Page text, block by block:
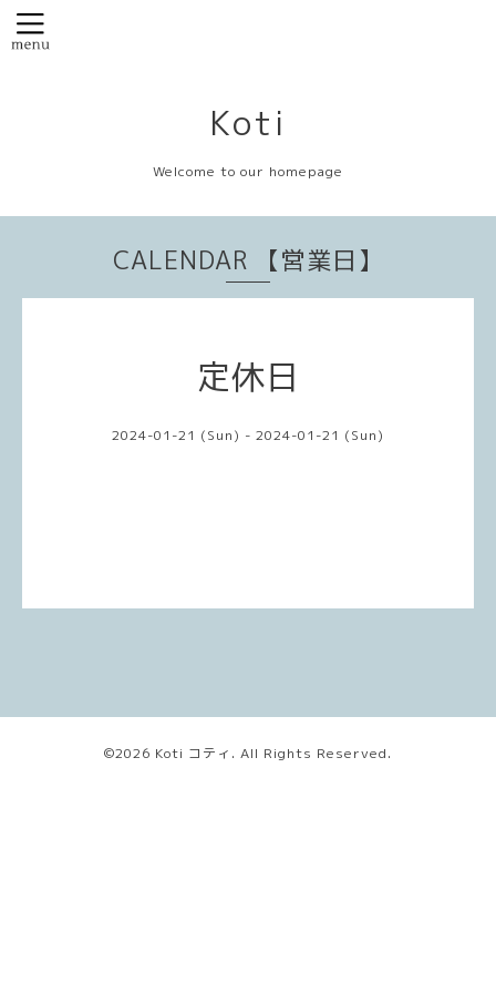
Koti
Welcome to our homepage
CALENDAR 【営業日】
定休日
2024-01-21 (Sun) - 2024-01-21 (Sun)
©2026 Koti コティ . All Rights Reserved.